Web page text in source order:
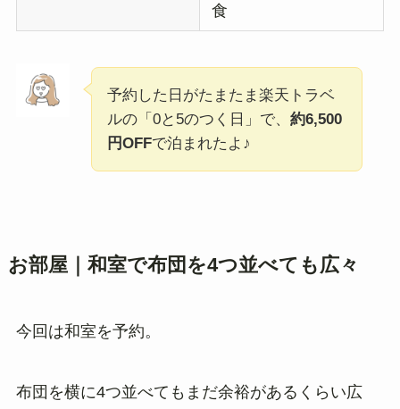
食
予約した日がたまたま楽天トラベ
ルの「0と5のつく日」で、 約6,500
円OFFで泊まれたよ♪
お部屋｜和室で布団を4つ並べても広々
今回は和室を予約。
布団を横に4つ並べてもまだ余裕があるくらい広